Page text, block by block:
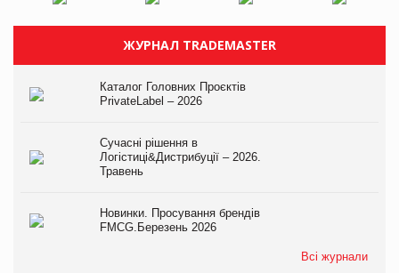
ЖУРНАЛ TRADEMASTER
Каталог Головних Проєктів
PrivateLabel – 2026
Сучасні рішення в
Логістиці&Дистрибуції – 2026.
Травень
Новинки. Просування брендів
FMCG.Березень 2026
Всі журнали